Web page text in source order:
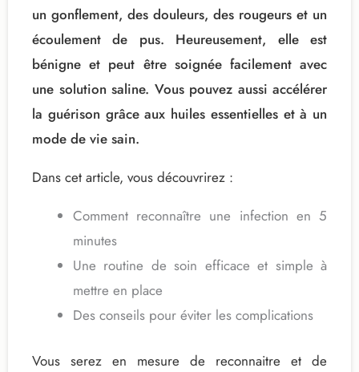
un gonflement, des douleurs, des rougeurs et un
écoulement de pus. Heureusement, elle est
bénigne et peut être soignée facilement avec
une solution saline. Vous pouvez aussi accélérer
la guérison grâce aux huiles essentielles et à un
mode de vie sain.
Dans cet article, vous découvrirez :
Comment reconnaître une infection en 5
minutes
Une routine de soin efficace et simple à
mettre en place
Des conseils pour éviter les complications
Vous serez en mesure de reconnaitre et de